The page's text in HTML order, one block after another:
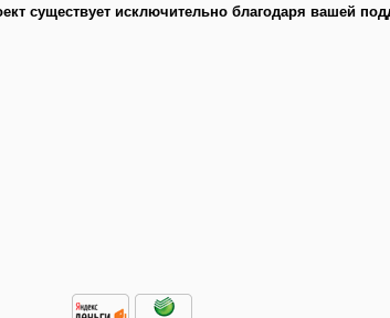
существует исключительно благодаря вашей